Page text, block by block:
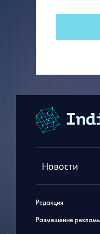
Новости
Редакция
Размещение